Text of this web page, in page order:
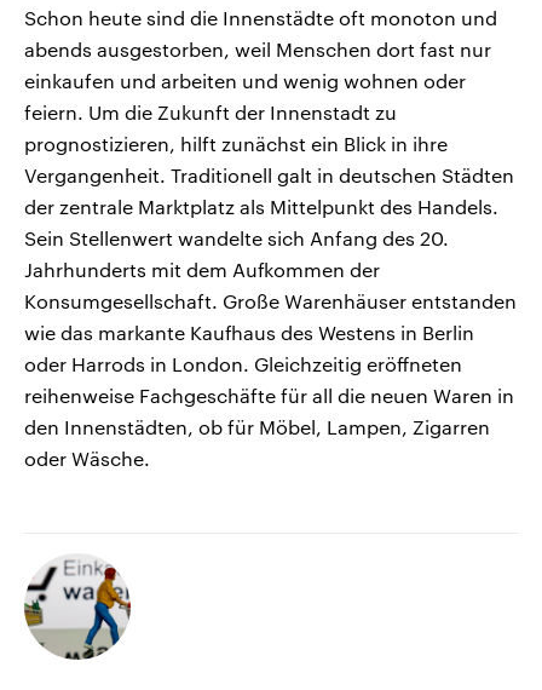
Schon heute sind die Innenstädte oft monoton und
abends ausgestorben, weil Menschen dort fast nur
einkaufen und arbeiten und wenig wohnen oder
feiern. Um die Zukunft der Innenstadt zu
prognostizieren, hilft zunächst ein Blick in ihre
Vergangenheit. Traditionell galt in deutschen Städten
der zentrale Marktplatz als Mittelpunkt des Handels.
Sein Stellenwert wandelte sich Anfang des 20.
Jahrhunderts mit dem Aufkommen der
Konsumgesellschaft. Große Warenhäuser entstanden
wie das markante Kaufhaus des Westens in Berlin
oder Harrods in London. Gleichzeitig eröffneten
reihenweise Fachgeschäfte für all die neuen Waren in
den Innenstädten, ob für Möbel, Lampen, Zigarren
oder Wäsche.